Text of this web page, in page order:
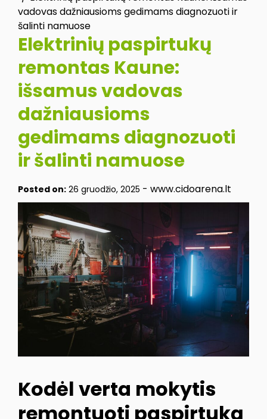
vadovas dažniausioms gedimams diagnozuoti ir
šalinti namuose
Elektrinių paspirtukų
remontas Kaune:
išsamus vadovas
dažniausioms
gedimams diagnozuoti
ir šalinti namuose
Posted on: 26 gruodžio, 2025 - www.cidoarena.lt
Kodėl verta mokytis
remontuoti paspirtuką